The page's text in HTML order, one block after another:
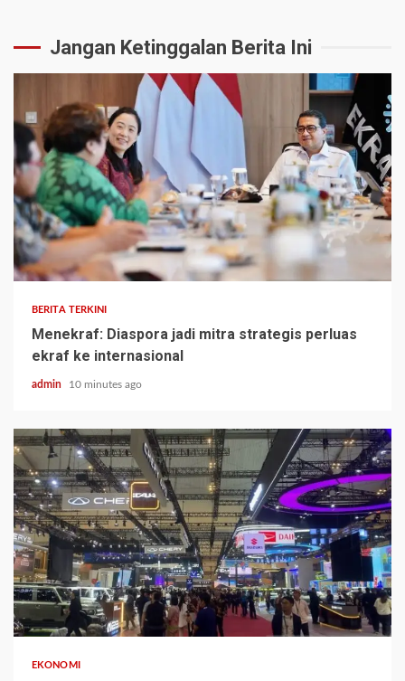
Jangan Ketinggalan Berita Ini
BERITA TERKINI
Menekraf: Diaspora jadi mitra strategis perluas
ekraf ke internasional
admin 10 minutes ago
EKONOMI